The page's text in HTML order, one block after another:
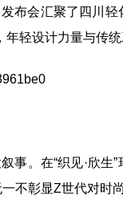
布会汇聚了四川
轻设计力量与传
事。在“织见·欣
不彰显Z世代对时